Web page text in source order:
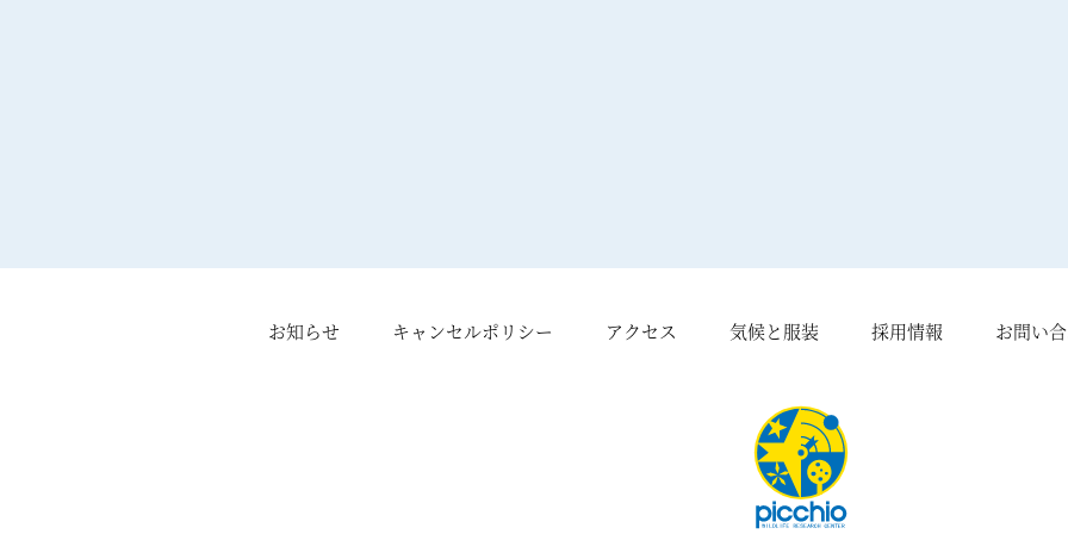
お知らせ キャンセルポリシー アクセス 気候と服装 採用情報 お問い